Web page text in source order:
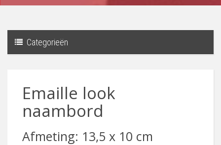
Categorieën
Emaille look
naambord
Afmeting: 13,5 x 10 cm